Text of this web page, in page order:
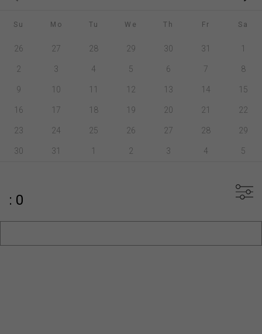
Su Mo Tu We Th Fr Sa
26 27 28 29 30 31 1
2 3 4 5 6 7 8
9 10 11 12 13 14 15
16 17 18 19 20 21 22
23 24 25 26 27 28 29
30 31 1 2 3 4 5
: 0